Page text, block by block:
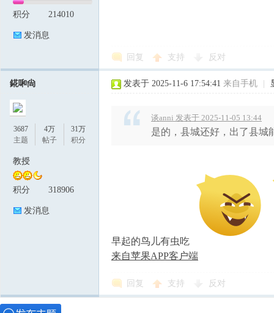
积分 214010
发消息
回复 支持 反对
錵啝尙
3687
主题
4万
帖子
31万
积分
教授
积分 318906
发消息
发表于 2025-11-6 17:54:41 来自手机
谈anni 发表于 2025-11-05 13:44
是的，县城还好，出了县城
早起的鸟儿有虫吃
来自苹果APP客户端
回复 支持 反对